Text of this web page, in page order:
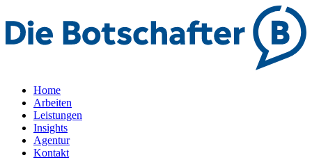
Home
Arbeiten
Leistungen
Insights
Agentur
Kontakt